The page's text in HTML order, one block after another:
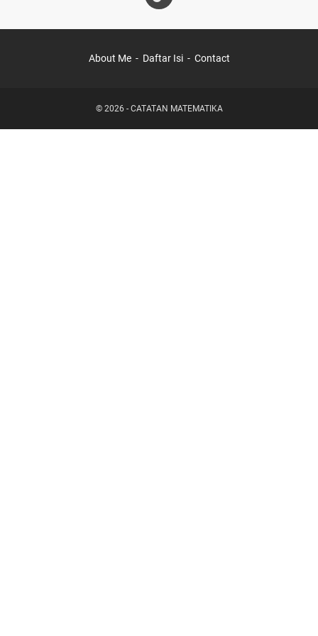
About Me Daftar Isi Contact
© 2026 - CATATAN MATEMATIKA